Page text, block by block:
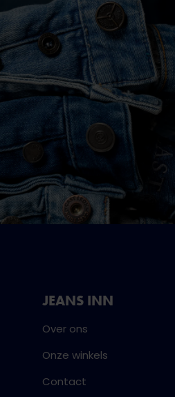
JEANS INN
Over ons
Onze winkels
Contact